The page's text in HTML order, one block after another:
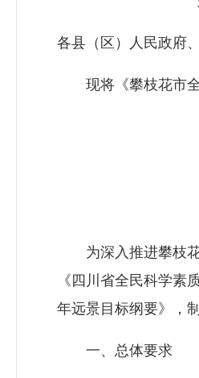
各县（区）人民政府
现将《攀枝花市全
为深入推进攀枝花
《四川省全民科学素
年远景目标纲要》，
一、总体要求